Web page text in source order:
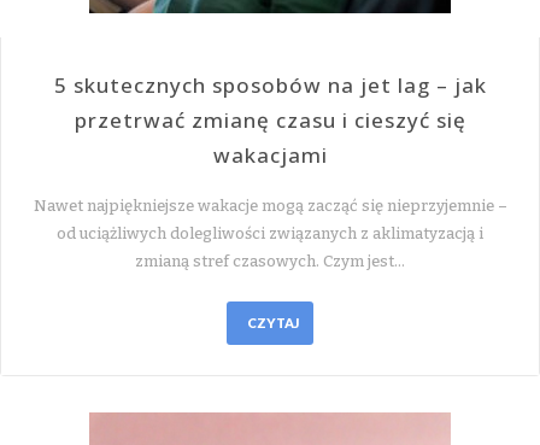
5 skutecznych sposobów na jet lag – jak
przetrwać zmianę czasu i cieszyć się
wakacjami
Nawet najpiękniejsze wakacje mogą zacząć się nieprzyjemnie –
od uciążliwych dolegliwości związanych z aklimatyzacją i
zmianą stref czasowych. Czym jest…
CZYTAJ